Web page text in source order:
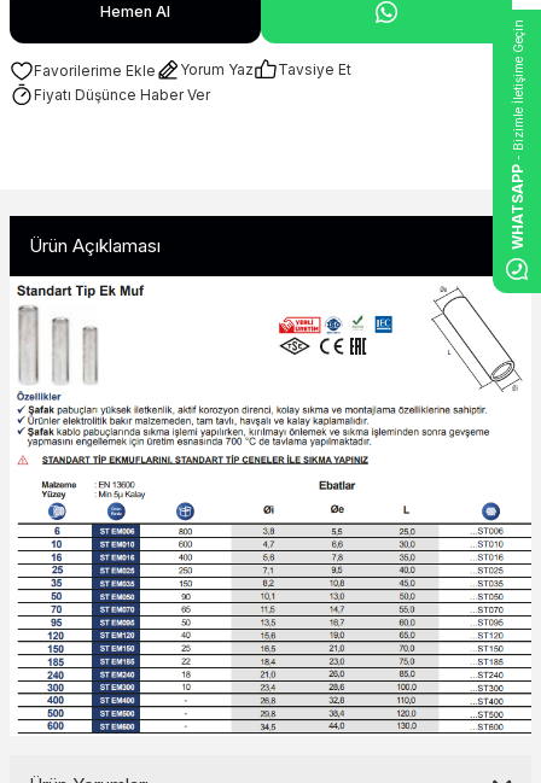
Hemen Al
Yorum Yaz
Tavsiye Et
Fiyatı Düşünce Haber Ver
Ürün Açıklaması WHATSAPP
- Bizimle İletişime Geçin